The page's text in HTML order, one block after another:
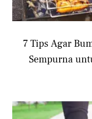
7 Tips Agar
Sempurna